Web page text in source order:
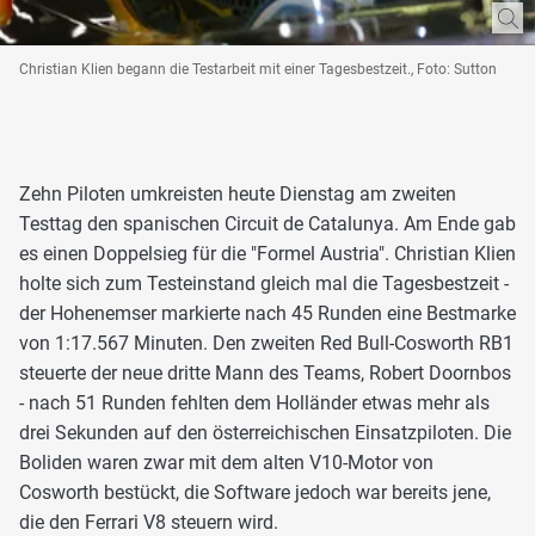
Christian Klien begann die Testarbeit mit einer Tagesbestzeit., Foto: Sutton
Zehn Piloten umkreisten heute Dienstag am zweiten
Testtag den spanischen Circuit de Catalunya. Am Ende gab
es einen Doppelsieg für die "Formel Austria". Christian Klien
holte sich zum Testeinstand gleich mal die Tagesbestzeit -
der Hohenemser markierte nach 45 Runden eine Bestmarke
von 1:17.567 Minuten. Den zweiten Red Bull-Cosworth RB1
steuerte der neue dritte Mann des Teams, Robert Doornbos
- nach 51 Runden fehlten dem Holländer etwas mehr als
drei Sekunden auf den österreichischen Einsatzpiloten. Die
Boliden waren zwar mit dem alten V10-Motor von
Cosworth bestückt, die Software jedoch war bereits jene,
die den Ferrari V8 steuern wird.